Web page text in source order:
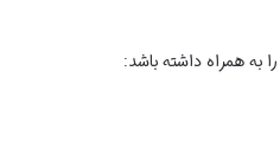
به همراه داشته باشد: